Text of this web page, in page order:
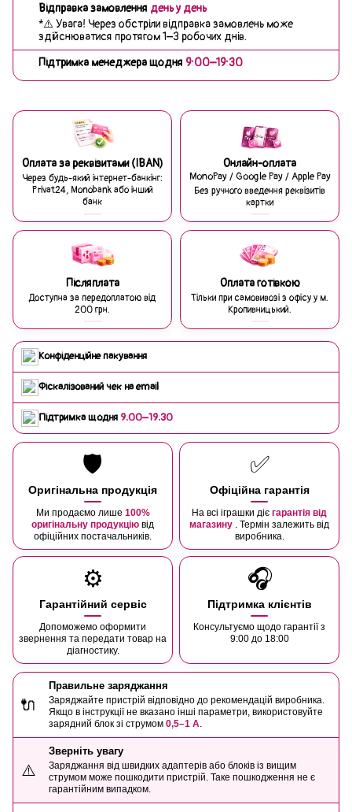
Відправка замовлення день у день
*⚠️ Увага! Через обстріли відправка замовлень може
здійснюватися протягом 1–3 робочих днів.
Підтримка менеджера щодня 9:00–19:30
Оплата за реквізитами (IBAN)
Через будь-який інтернет-банкінг:
Privat24, Monobank або інший
банк
Онлайн-оплата
MonoPay / Google Pay / Apple Pay
Без ручного введення реквізитів
картки
Післяплата
Доступна за передоплатою від
200 грн.
Оплата готівкою
Тільки при самовивозі з офісу у м.
Кропивницький.
Конфіденційне пакування
Фіскалізований чек на email
Підтримка щодня 9:00–19:30
🛡️
Оригінальна продукція
Ми продаємо лише 100%
оригінальну продукцію від
офіційних постачальників.
✅
Офіційна гарантія
На всі іграшки діє гарантія від
магазину . Термін залежить від
виробника.
⚙️
Гарантійний сервіс
Допоможемо оформити
звернення та передати товар на
діагностику.
🎧
Підтримка клієнтів
Консультуємо щодо гарантії з
9:00 до 18:00
🔌
Правильне заряджання
Заряджайте пристрій відповідно до рекомендацій виробника.
Якщо в інструкції не вказано інші параметри, використовуйте
зарядний блок зі струмом 0,5–1 А.
⚠️
Зверніть увагу
Заряджання від швидких адаптерів або блоків із вищим
струмом може пошкодити пристрій. Таке пошкодження не є
гарантійним випадком.